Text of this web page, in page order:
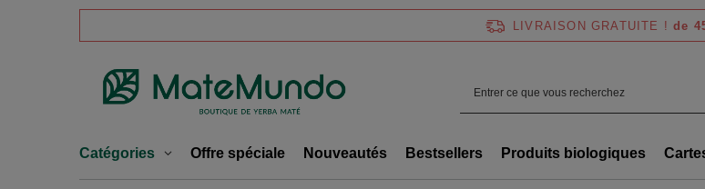
LIVRAISON GRATUITE ! de
Catégories Offre spéciale Nouveautés Bestsellers Produits biologiques